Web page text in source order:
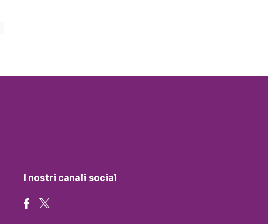
I nostri canali social